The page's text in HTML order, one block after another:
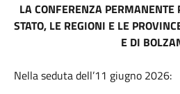
LA CONFERENZA PERMANENTE
STATO, LE REGIONI E LE
E DI
Nella seduta dell’11 giugno 2026: